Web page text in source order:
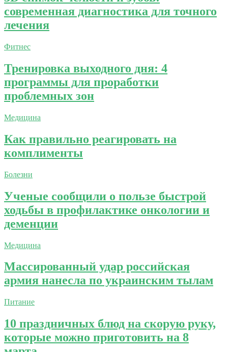
современная диагностика для точного
лечения
Фитнес
Тренировка выходного дня: 4
программы для проработки
проблемных зон
Медицина
Как правильно реагировать на
комплименты
Болезни
Ученые сообщили о пользе быстрой
ходьбы в профилактике онкологии и
деменции
Медицина
Массированный удар российская
армия нанесла по украинским тылам
Питание
10 праздничных блюд на скорую руку,
которые можно приготовить на 8